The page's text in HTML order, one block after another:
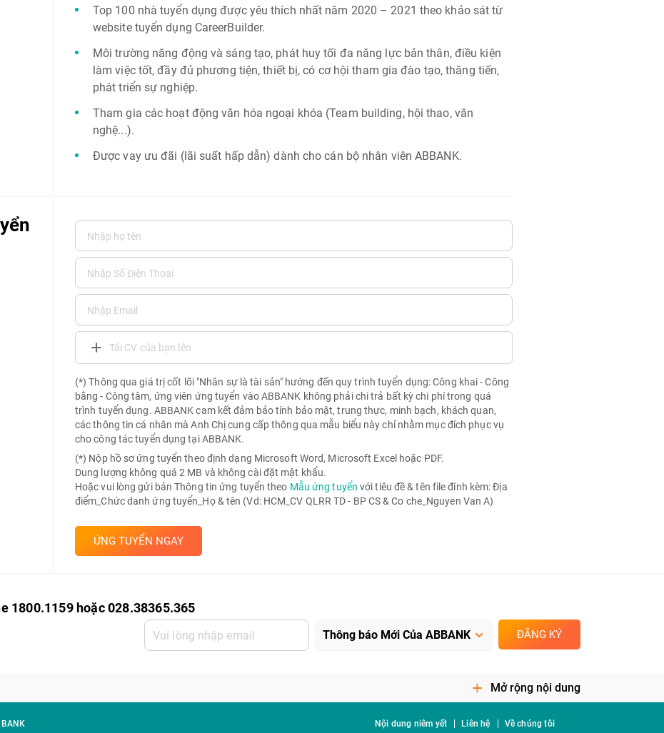
Top 100 nhà tuyển dụng được yêu thích nhất năm 2020 – 2021 theo khảo sát từ
website tuyển dụng CareerBuilder.
Môi trường năng động và sáng tạo, phát huy tối đa năng lực bản thân, điều kiện
làm việc tốt, đầy đủ phương tiện, thiết bị, có cơ hội tham gia đào tạo, thăng tiến,
phát triển sự nghiệp.
Tham gia các hoạt động văn hóa ngoại khóa (Team building, hội thao, văn
nghệ...).
Được vay ưu đãi (lãi suất hấp dẫn) dành cho cán bộ nhân viên ABBANK.
Tải CV của bạn lên
(*) Thông qua giá trị cốt lõi "Nhân sự là tài sản" hướng đến quy trình tuyển dụng: Công khai - Công
bằng - Công tâm, ứng viên ứng tuyển vào ABBANK không phải chi trả bất kỳ chi phí trong quá
trình tuyển dụng. ABBANK cam kết đảm bảo tính bảo mật, trung thực, minh bạch, khách quan,
các thông tin cá nhân mà Anh Chị cung cấp thông qua mẫu biểu này chỉ nhằm mục đích phục vụ
cho công tác tuyển dụng tại ABBANK.
(*) Nộp hồ sơ ứng tuyển theo định dạng Microsoft Word, Microsoft Excel hoặc PDF.
Dung lượng không quá 2 MB và không cài đặt mật khẩu.
Hoặc vui lòng gửi bản Thông tin ứng tuyển theo Mẫu ứng tuyển với tiêu đề & tên file đính kèm: Địa
điểm_Chức danh ứng tuyển_Họ & tên (Vd: HCM_CV QLRR TD - BP CS & Co che_Nguyen Van A)
ỨNG TUYỂN NGAY
1800.1159 hoặc 028.38365.365
ĐĂNG KÝ
Mở rộng nội dung
Nội dung niêm yết Liên hệ Về chúng tôi